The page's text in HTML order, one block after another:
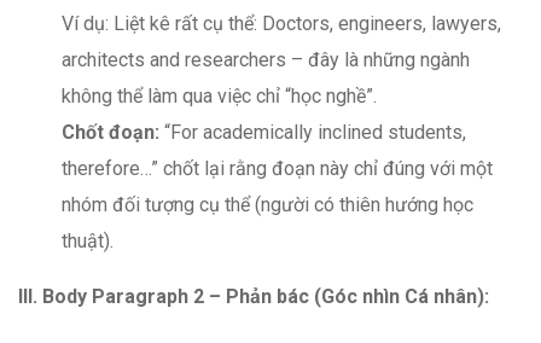
Ví dụ: Liệt kê rất cụ thể: Doctors, engineers, lawyers,
architects and researchers – đây là những ngành
không thể làm qua việc chỉ “học nghề”.
Chốt đoạn: “For academically inclined students,
therefore…” chốt lại rằng đoạn này chỉ đúng với một
nhóm đối tượng cụ thể (người có thiên hướng học
thuật).
III. Body Paragraph 2 – Phản bác (Góc nhìn Cá nhân):